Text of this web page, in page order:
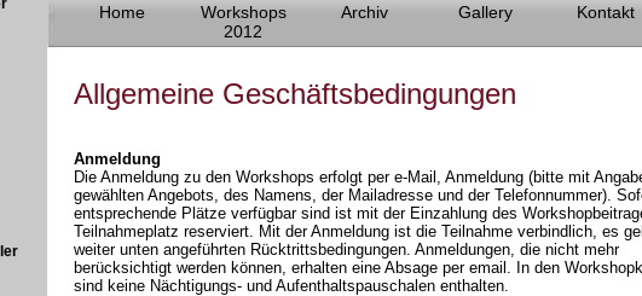
Home
Workshops
2012
Archiv Gallery Kontakt
Allgemeine Geschäftsbedingungen
Anmeldung
Die Anmeldung zu den Workshops erfolgt per e-Mail, Anmeldung (bitte mit
gewählten Angebots, des Namens, der Mailadresse und der Telefonnummer).
entsprechende Plätze verfügbar sind ist mit der Einzahlung des
Teilnahmeplatz reserviert. Mit der Anmeldung ist die Teilnahme verbindlich, es
weiter unten angeführten Rücktrittsbedingungen. Anmeldungen, die nicht mehr
berücksichtigt werden können, erhalten eine Absage per email. In den
sind keine Nächtigungs- und Aufenthaltspauschalen enthalten.